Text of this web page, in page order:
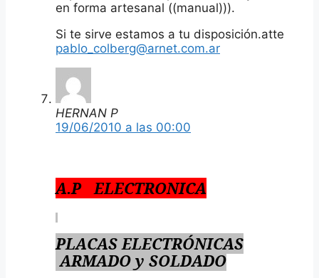
en forma artesanal ((manual))).
Si te sirve estamos a tu disposición.atte
pablo_colberg@arnet.com.ar
HERNAN P
19/06/2010 a las 00:00
A.P ELECTRONICA
PLACAS ELECTRÓNICAS
ARMADO y SOLDADO